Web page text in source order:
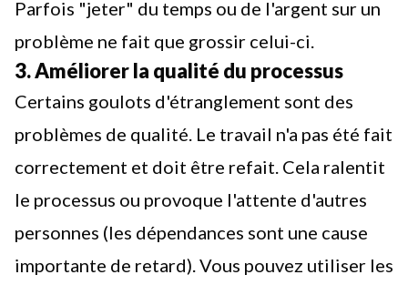
Parfois "jeter" du temps ou de l'argent sur un
problème ne fait que grossir celui-ci.
3. Améliorer la qualité du processus
Certains goulots d'étranglement sont des
problèmes de qualité. Le travail n'a pas été fait
correctement et doit être refait. Cela ralentit
le processus ou provoque l'attente d'autres
personnes (les dépendances sont une cause
importante de retard). Vous pouvez utiliser les